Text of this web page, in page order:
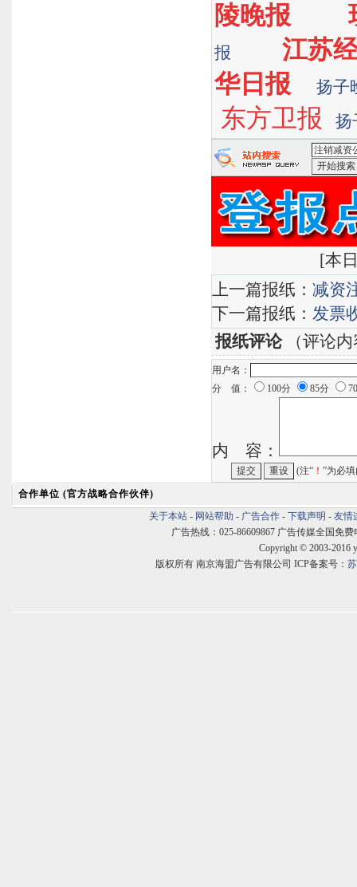
陵晚报
报
江苏
华日报
扬子
东方卫报 扬
索
[本
上一篇报纸： 减资
下一篇报纸： 发票
报纸评论（评论内
用户名：
分 值：
100分 85分
内 容：
(注“ ！ ”为必
合作单位 (官方战略合作伙伴)
关于本站 - 网站帮助 - 广告合作 - 下载声明 - 友情
广告热线：025-86609867 广告传媒全国免费
Copyright © 2003-2016
版权所有 南京海盟广告有限公司 ICP备案号：